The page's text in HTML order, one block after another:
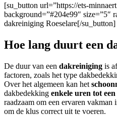
[su_button url=”https://ets-
background=”#204e99″ size=”5″
dakreiniging Roeselare[/su_button]
Hoe lang duurt een
De duur van een dakreiniging is
factoren, zoals het type
Over het algemeen kan het
dakbedekking enkele uren tot een
raadzaam om een ervaren vakman
om de klus correct uit te voeren.